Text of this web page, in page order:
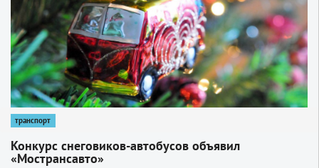
транспорт
Конкурс снеговиков‑автобусов объявил
«Мострансавто»